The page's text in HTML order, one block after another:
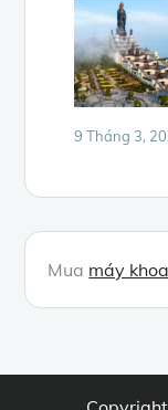
9 Tháng 3,
Mua máy